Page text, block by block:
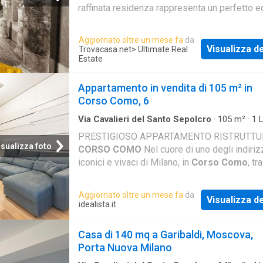
raffinata residenza rappresenta un perfetto
ringhiera, si trova questa raffinata residenza
mq, completamente ristrutturata e
L'appartamento è stato progettato con grande
attenzione ai dettagli e alla qualità dei
funzionali. La zona living accoglie un
cucina a vista realizzata su misura, dove
pregio e scelte stilistiche originali donano
personalità e carattere all'intera abitazione.
, regalando una vista
una delle vie più iconiche della città. A
apprezzati in una
Aggiornato oltre un mese fa da
Trovacasa.net> Ultimate Real
Estate
Visualizza
foto
Appartamento in vendita di 105 m² in
Corso Como, 6
Via Cavalieri del Santo Sepolcro · 105 m² · 1
PRESTIGIOSO APPARTAMENTO
CORSO COMO Nel cuore di uno degli
iconici e vivaci di Milano, in Corso Como,
proponiamo in vendita un elegante
circa 105 mq situato al quarto piano di uno
Aggiornato oltre un mese fa da
idealista.it
Visualizza
Casa di 140 mq a Garibaldi, Moscova,
Porta Nuova Milano